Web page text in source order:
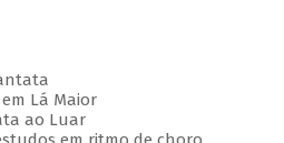
Lá Maior
ao Luar